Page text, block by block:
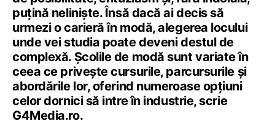
puțină neliniște. Însă dacă ai decis să
urmezi o carieră în modă, alegerea locului
unde vei studia poate deveni destul de
complexă. Școlile de modă sunt variate în
ceea ce privește cursurile, parcursurile și
abordările lor, oferind numeroase opțiuni
celor dornici să intre în industrie, scrie
G4Media.ro.